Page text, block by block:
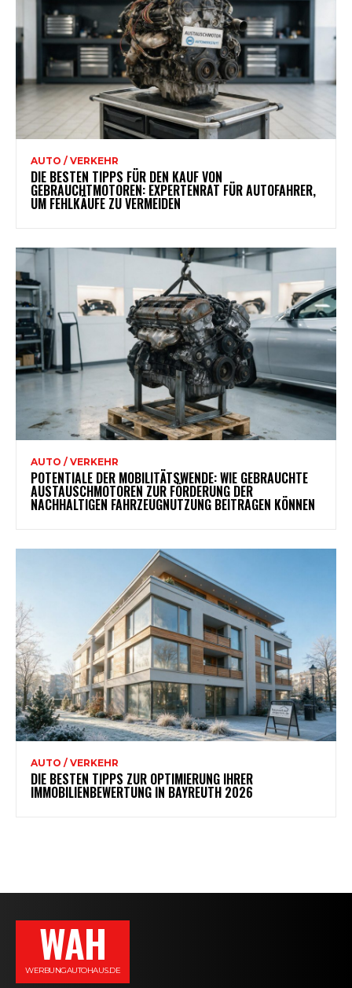
AUTO / VERKEHR
DIE BESTEN TIPPS FÜR DEN KAUF VON
GEBRAUCHTMOTOREN: EXPERTENRAT FÜR AUTOFAHRER,
UM FEHLKÄUFE ZU VERMEIDEN
AUTO / VERKEHR
POTENTIALE DER MOBILITÄTSWENDE: WIE GEBRAUCHTE
AUSTAUSCHMOTOREN ZUR FÖRDERUNG DER
NACHHALTIGEN FAHRZEUGNUTZUNG BEITRAGEN KÖNNEN
AUTO / VERKEHR
DIE BESTEN TIPPS ZUR OPTIMIERUNG IHRER
IMMOBILIENBEWERTUNG IN BAYREUTH 2026
WAH
WERBUNGAUTOHAUS.DE